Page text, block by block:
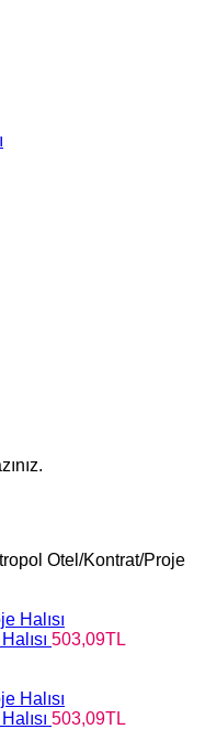
Otel/Kontrat/Proje
503,09TL
503,09TL